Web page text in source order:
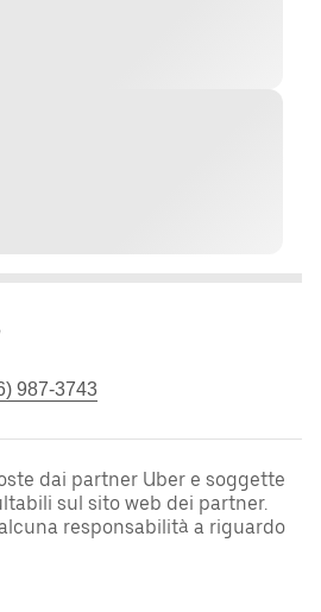
987-3743
dai partner Uber e soggette
sul sito web dei partner.
responsabilità a riguardo